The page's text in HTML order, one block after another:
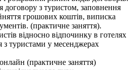
договору з туристом, заповнення
грошових коштів, виписка
(практичне заняття).
відносно відпочинку в готелях
з туристами у месенджерах
(практичне заняття)